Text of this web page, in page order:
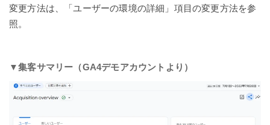
変更方法は、「ユーザーの環境の詳細」項目の変更方法を参
照。
▼集客サマリー （GA4デモアカウントより）